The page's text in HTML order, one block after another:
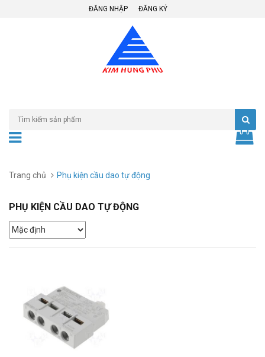
ĐĂNG NHẬP ĐĂNG KÝ
Trang chủ Phụ kiện cầu dao tự động
PHỤ KIỆN CẦU DAO TỰ ĐỘNG